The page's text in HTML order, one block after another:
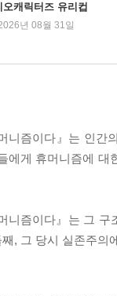
캐릭터즈 유리컵
년 08월 31일
니즘이다』는 인
에게 휴머니즘에
니즘이다』는 그
, 그 당시 실존주의